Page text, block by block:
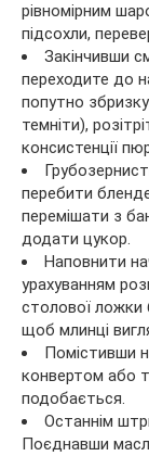
рівномірним
підсохли,
Закінчивши
переходите до
попутно
темніти),
консистенції
перебити
перемішати з
додати цукор.
Наповнити
урахуванням
столової ложки
щоб млинці
Помістивши
конвертом або
подобається.
Останнім
Поєднавши